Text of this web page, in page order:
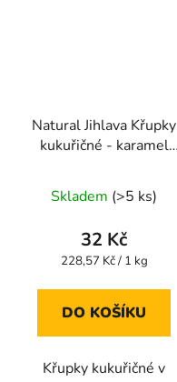
Natural Jihlava Křupky
kukuřičné - karamel
hodnocení
produktu
je
z
Skladem (>5 ks)
32 Kč
Měrná
228,57 Kč / 1 kg
DO KOŠÍKU
Křupky kukuřičné v